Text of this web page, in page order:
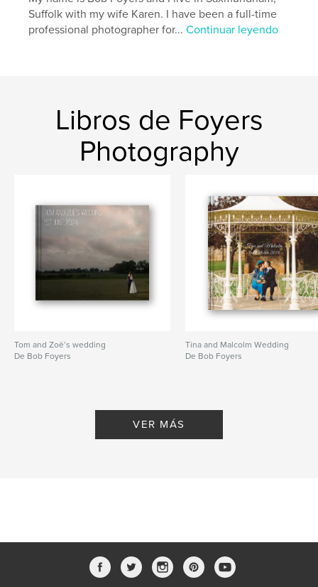
Suffolk with my wife Karen. I have been a full-time
professional photographer for...Continuar leyendo
Libros de Foyers
Photography
Tom and Zoë’s wedding
De Bob Foyers
Tina and Malcolm Wedding
De Bob Foyers
VER MÁS